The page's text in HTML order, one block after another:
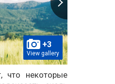
+3
View gallery
что некоторые